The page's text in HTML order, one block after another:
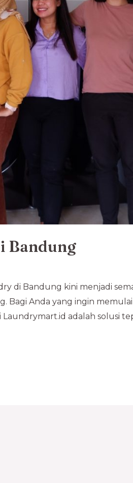
Bandung
di Bandung kini menjadi
Bagi Anda yang ingin
adalah solusi